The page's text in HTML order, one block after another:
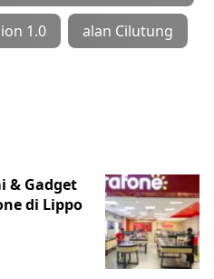
1.0 alan Cilutung
& Gadget
di Lippo